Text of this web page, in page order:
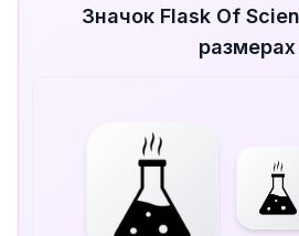
Значок Flask Of
размерах